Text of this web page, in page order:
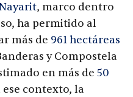
, marco dentro
ha permitido al
más de 961 hectáreas
y Compostela
en más de 50
ese contexto, la